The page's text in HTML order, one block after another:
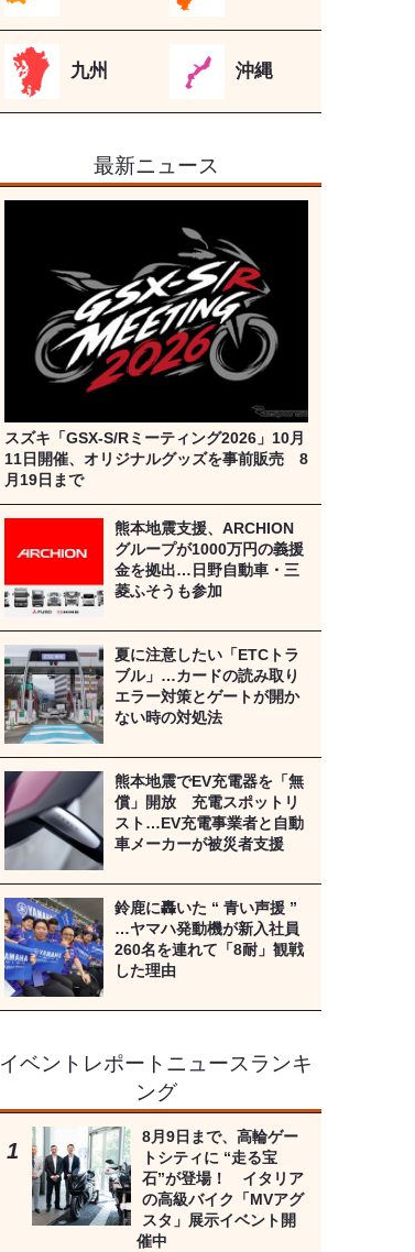
九州 沖縄
最新ニュース
スズキ「GSX-S/Rミーティング2026」10月
11日開催、オリジナルグッズを事前販売 8
月19日まで
熊本地震支援、ARCHION
グループが1000万円の義援
金を拠出…日野自動車・三
菱ふそうも参加
夏に注意したい「ETCトラ
ブル」…カードの読み取り
エラー対策とゲートが開か
ない時の対処法
熊本地震でEV充電器を「無
償」開放 充電スポットリ
スト…EV充電事業者と自動
車メーカーが被災者支援
鈴鹿に轟いた “ 青い声援 ”
…ヤマハ発動機が新入社員
260名を連れて「8耐」観戦
した理由
イベントレポートニュースランキ
ング
8月9日まで、高輪ゲー
トシティに “走る宝
石”が登場！ イタリア
の高級バイク「MVアグ
スタ」展示イベント開
催中